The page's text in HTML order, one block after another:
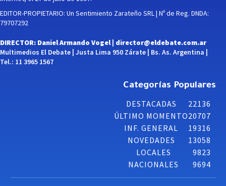
EDITOR-PROPIETARIO: Un Sentimiento Zarateño SRL | Nº de Reg. DNDA:
79707292
DIRECTOR: Daniel Armando Vogel | director@eldebate.com.ar
Multimedios El Debate | Justa Lima 950 Zárate | Bs. As. Argentina |
Tel.: 11 3965 1567
Categorías Populares
DESTACADAS
22136
ÚLTIMO MOMENTO20707
INF. GENERAL
19316
NOVEDADES
13058
LOCALES
9823
NACIONALES
9694